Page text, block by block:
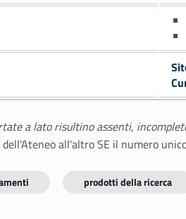
a lato risultino assenti,
all'altro SE il numero
prodotti della ricerca